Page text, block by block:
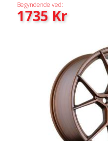
Begyndende ved:
1735Kr